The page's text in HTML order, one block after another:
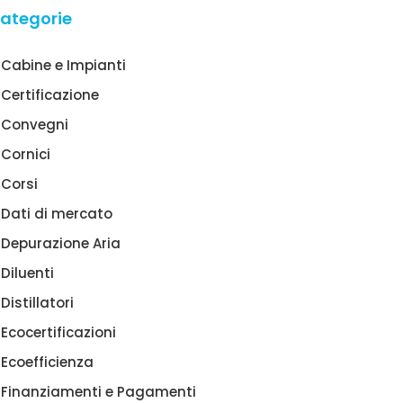
Cabine e Impianti
Certificazione
Convegni
Cornici
Corsi
Dati di mercato
Depurazione Aria
Diluenti
Distillatori
Ecocertificazioni
Ecoefficienza
Finanziamenti e Pagamenti